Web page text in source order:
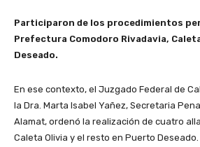
Participaron de los procedimientos
Prefectura Comodoro Rivadavia,
Deseado.
En ese contexto, el Juzgado Federal de
la Dra. Marta Isabel Yañez, Secretaria
Alamat, ordenó la realización de cuatro
Caleta Olivia y el resto en Puerto Deseado.